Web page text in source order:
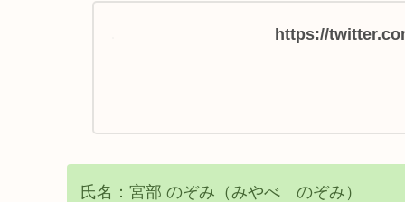
https://
氏名：宮部 のぞみ（みやべ のぞみ）